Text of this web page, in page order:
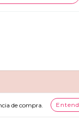
de compra.